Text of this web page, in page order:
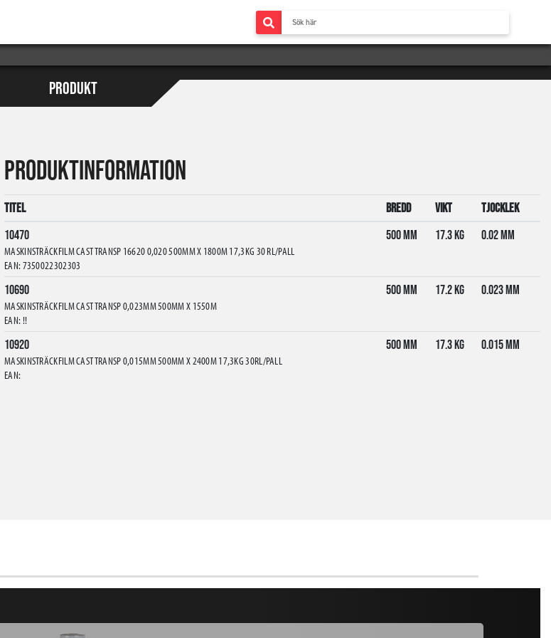
PRODUKT
PRODUKTINFORMATION
Titel Bredd Vikt
Tjocklek
10470
MASKINSTRÄCKFILM CAST TRANSP 16620 0,020 500MM X 1800M 17,3KG 30 RL/PALL
EAN: 7350022302303
500 mm 17.3 kg 0.02 mm
10690
MASKINSTRÄCKFILM CAST TRANSP 0,023MM 500MM X 1550M
EAN: !!
500 mm 17.2 kg 0.023 mm
10920
MASKINSTRÄCKFILM CAST TRANSP 0,015MM 500MM X 2400M 17,3KG 30RL/PALL
EAN:
500 mm 17.3 kg 0.015 mm